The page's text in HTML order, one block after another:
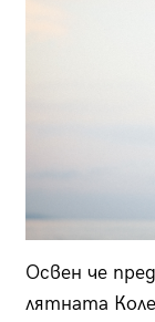
Освен че
лятната